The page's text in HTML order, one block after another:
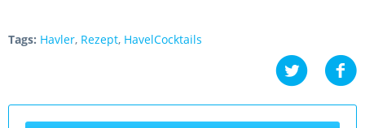
Tags: Havler, Rezept, HavelCocktails